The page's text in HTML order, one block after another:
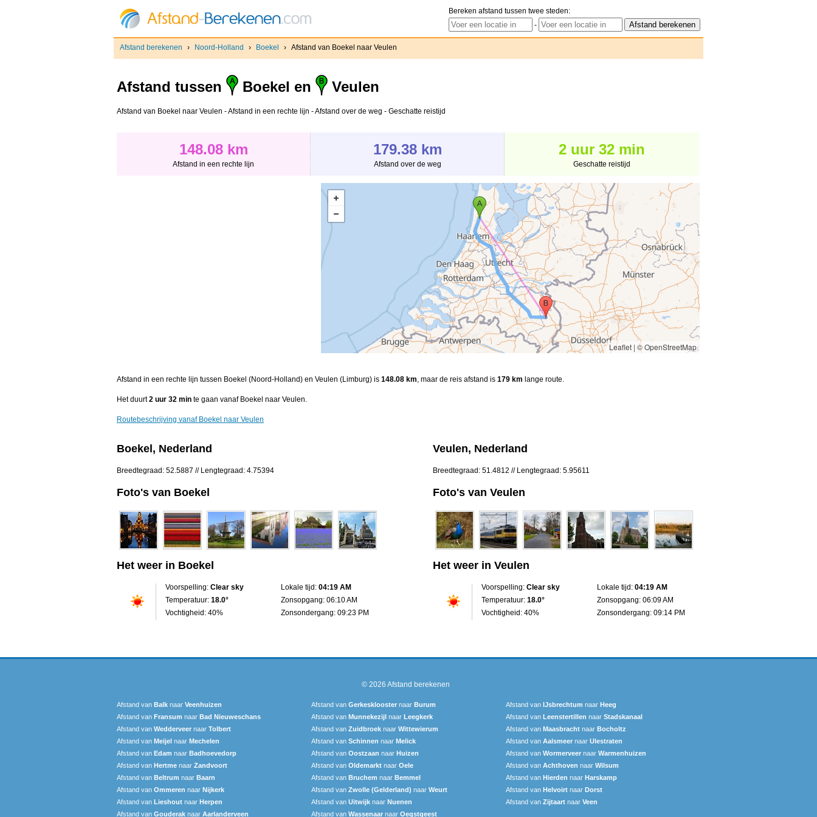
Bereken afstand tussen twee steden:
-
Afstand berekenen › Noord-Holland › Boekel › Afstand van Boekel naar Veulen
Afstand tussen Boekel en Veulen
Afstand van Boekel naar Veulen - Afstand in een rechte lijn - Afstand over de weg - Geschatte reistijd
148.08 km
Afstand in een rechte lijn
179.38 km
Afstand over de weg
2 uur 32 min
Geschatte reistijd
Leaflet | © OpenStreetMap
Afstand in een rechte lijn tussen Boekel (Noord-Holland) en Veulen (Limburg) is 148.08 km, maar de reis afstand is 179 km lange route.
Het duurt2 uur 32 min te gaan vanaf Boekel naar Veulen.
Routebeschrijving vanaf Boekel naar Veulen
Boekel, Nederland
Breedtegraad: 52.5887 // Lengtegraad: 4.75394
Foto's van Boekel
Het weer in Boekel
Voorspelling: Clear sky
Temperatuur: 18.0°
Vochtigheid: 40%
Lokale tijd: 04:19 AM
Zonsopgang: 06:10 AM
Zonsondergang: 09:23 PM
Veulen, Nederland
Breedtegraad: 51.4812 // Lengtegraad: 5.95611
Foto's van Veulen
Het weer in Veulen
Voorspelling: Clear sky
Temperatuur: 18.0°
Vochtigheid: 40%
Lokale tijd: 04:19 AM
Zonsopgang: 06:09 AM
Zonsondergang: 09:14 PM
© 2026 Afstand berekenen
Afstand van Balk naar Veenhuizen Afstand van Gerkesklooster naar Burum Afstand van IJsbrechtum naar Heeg
Afstand van Fransum naar Bad Nieuweschans Afstand van Munnekezijl naar Leegkerk Afstand van Leenstertillen‎ naar Stadskanaal
Afstand van Wedderveer naar Tolbert Afstand van Zuidbroek naar Wittewierum Afstand van Maasbracht naar Bocholtz
Afstand van Meijel naar Mechelen Afstand van Schinnen naar Melick Afstand van Aalsmeer naar Ulestraten
Afstand van Edam naar Badhoevedorp Afstand van Oostzaan naar Huizen Afstand van Wormerveer naar Warmenhuizen
Afstand van Hertme naar Zandvoort Afstand van Oldemarkt naar Oele Afstand van Achthoven naar Wilsum
Afstand van Beltrum naar Baarn Afstand van Bruchem naar Bemmel Afstand van Hierden naar Harskamp
Afstand van Ommeren naar Nijkerk Afstand van Zwolle (Gelderland) naar Weurt Afstand van Helvoirt naar Dorst
Afstand van Lieshout naar Herpen Afstand van Uitwijk naar Nuenen Afstand van Zijtaart naar Veen
Afstand van Gouderak naar Aarlanderveen Afstand van Wassenaar naar Oegstgeest